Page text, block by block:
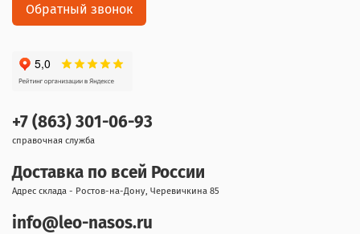
+7 (863) 301-06-93
справочная служба
Доставка по всей России
Адрес склада - Ростов-на-Дону, Черевичкина 85
info@leo-nasos.ru
Обратный звонок